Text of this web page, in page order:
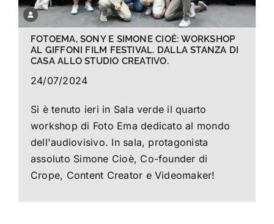
Cerca
per:
FOTOEMA, SONY E SIMONE CIOÈ: WORKSHOP
AL GIFFONI FILM FESTIVAL. DALLA STANZA DI
CASA ALLO STUDIO CREATIVO.
24/07/2024
Si è tenuto ieri in Sala verde il quarto
workshop di Foto Ema dedicato al mondo
dell'audiovisivo. In sala, protagonista
assoluto Simone Cioè, Co-founder di
Crope, Content Creator e Videomaker!